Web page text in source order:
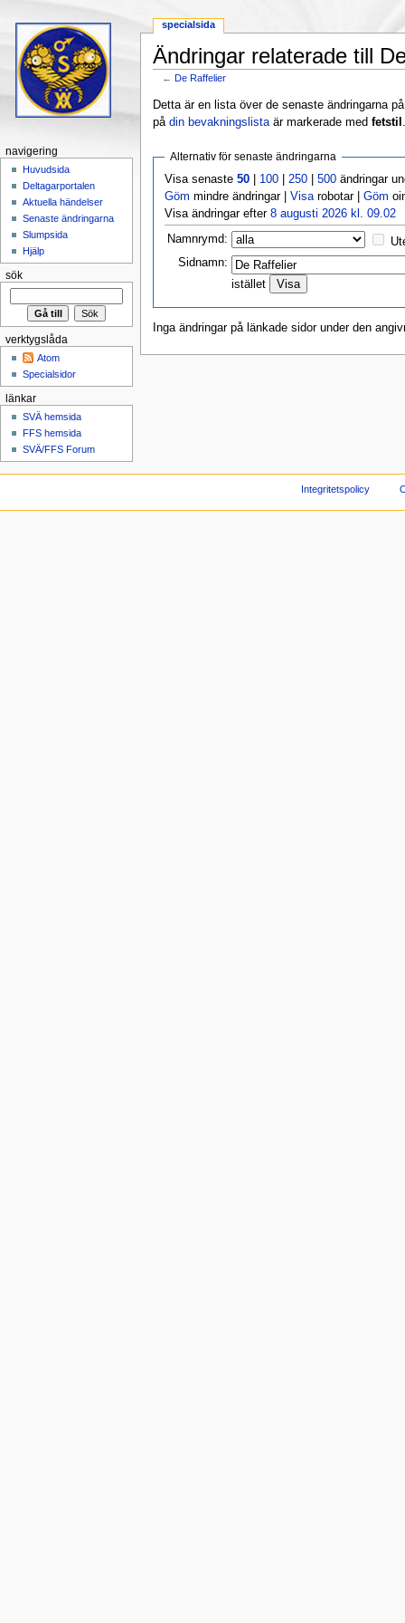
Ändringar relaterade till
←De Raffelier
Detta är en lista över de senaste ändringarna
på din bevakningslistaär markerade med fetstil
Alternativ för senaste ändringarna
Visa senaste50 100 250 |500 ändringar
Göm mindre ändringar |Visa robotar |Göm
Visa ändringar efter8 augusti 2026 kl. 09.02
Namnrymd:
Sidnamn:
istället
Inga ändringar på länkade sidor under den
specialsida
navigering
Huvudsida
Deltagarportalen
Aktuella händelser
Senaste ändringarna
Slumpsida
Hjälp
sök
verktygslåda
Atom
Specialsidor
länkar
SVÄ hemsida
FFS hemsida
SVÄ/FFS Forum
Integritetspolicy